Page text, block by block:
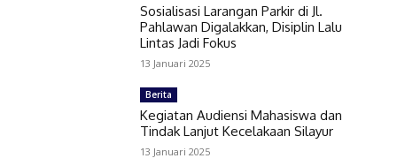
Sosialisasi Larangan Parkir di Jl.
Pahlawan Digalakkan, Disiplin Lalu
Lintas Jadi Fokus
13 Januari 2025
Berita
Kegiatan Audiensi Mahasiswa dan
Tindak Lanjut Kecelakaan Silayur
13 Januari 2025